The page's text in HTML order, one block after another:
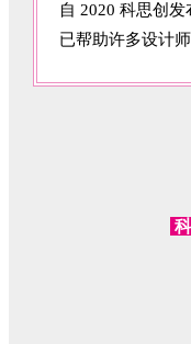
自 2020 科思创发
已帮助许多设计